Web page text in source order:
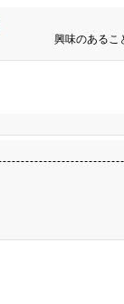
興味のあるこ